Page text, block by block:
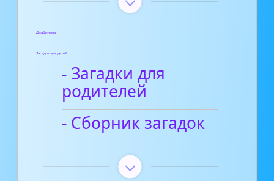
Диафильмы
Загадки для детей
- Загадки для
родителей
- Сборник загадок